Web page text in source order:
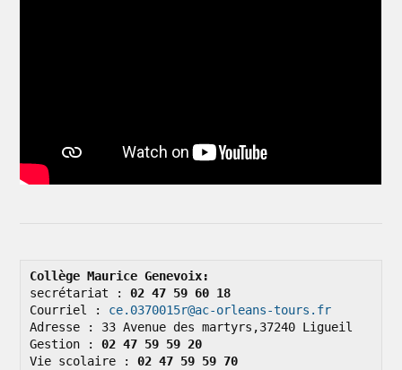
Collège Maurice Genevoix:
secrétariat : 02 47 59 60 18
Courriel : ce.0370015r@ac-orleans-tours.fr
Adresse : 33 Avenue des martyrs,37240 Ligueil
Gestion : 02 47 59 59 20
Vie scolaire : 02 47 59 59 70